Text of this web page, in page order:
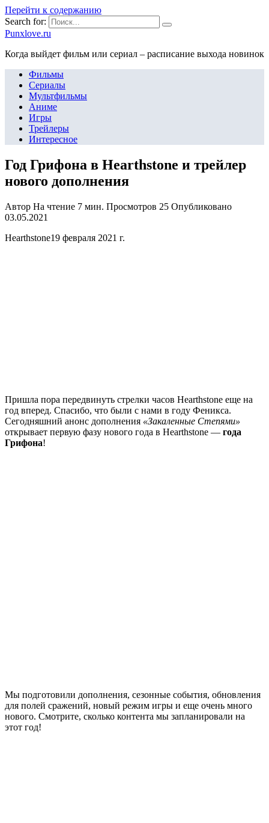
Перейти к содержанию
Search for:
Punxlove.ru
Когда выйдет фильм или сериал – расписание выхода новинок
Фильмы
Сериалы
Мультфильмы
Аниме
Игры
Трейлеры
Интересное
Год Грифона в Hearthstone и трейлер
нового дополнения
Автор На чтение 7 мин. Просмотров 25 Опубликовано
03.05.2021
Hearthstone19 февраля 2021 г.
Пришла пора передвинуть стрелки часов Hearthstone еще на
год вперед. Спасибо, что были с нами в году Феникса.
Сегодняшний анонс дополнения «Закаленные Степями»
открывает первую фазу нового года в Hearthstone — года
Грифона!
Мы подготовили дополнения, сезонные события, обновления
для полей сражений, новый режим игры и еще очень много
нового. Смотрите, сколько контента мы запланировали на
этот год!